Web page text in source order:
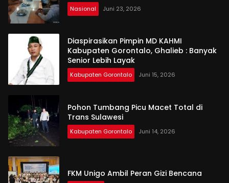
Nasional Juni 23, 2026
Diaspirasikan Pimpin MD KAHMI
Kabupaten Gorontalo, Ghalieb : Banyak
Senior Lebih Layak
Kabupaten Gorontalo Juni 15, 2026
Pohon Tumbang Picu Macet Total di
Trans Sulawesi
Kabupaten Gorontalo Juni 14, 2026
FKM Unigo Ambil Peran Gizi Bencana